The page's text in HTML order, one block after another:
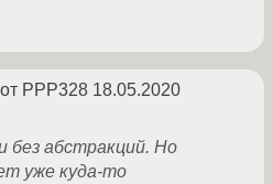
от PPP328 18.05.2020
без абстракций. Но
уже куда-то